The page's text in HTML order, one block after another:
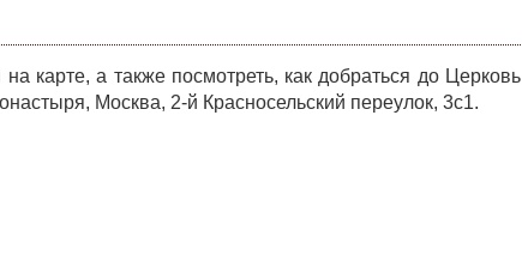
карте, а также посмотреть, как добраться до Церковь
Москва, 2-й Красносельский переулок, 3с1.